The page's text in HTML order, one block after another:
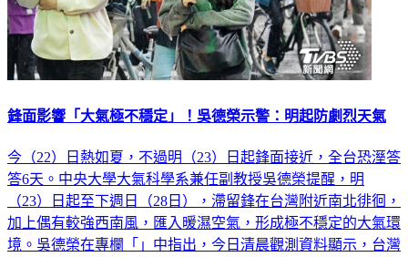
鋒面影響「大氣極不穩定」！吳德榮示警：明起防劇烈天氣
今（22）日熱如夏，不過明（23）日起鋒面接近，全台恐溼答
答6天。中央大學大氣科學系兼任副教授吳德榮提醒，明
（23）日起至下週日（28日），滯留鋒在台灣附近南北徘徊，
加上偶有較強西南風，匯入暖濕空氣，形成極不穩定的大氣環
境。吳德榮在專欄「」中指出，今日清晨觀測資料顯示，台灣